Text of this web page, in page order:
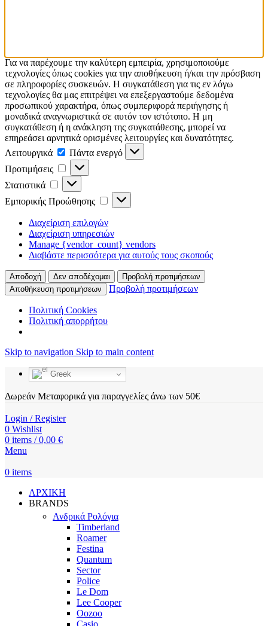
Για να παρέχουμε την καλύτερη εμπειρία, χρησιμοποιούμε
τεχνολογίες όπως cookies για την αποθήκευση ή/και την πρόσβαση
σε πληροφορίες συσκευών. Η συγκατάθεση για τις εν λόγω
τεχνολογίες θα μας επιτρέψει να επεξεργαστούμε δεδομένα
προσωπικού χαρακτήρα, όπως συμπεριφορά περιήγησης ή
μοναδικά αναγνωριστικά σε αυτόν τον ιστότοπο. Η μη
συγκατάθεση ή η ανάκληση της συγκατάθεσης, μπορεί να
επηρεάσει αρνητικά ορισμένες λειτουργίες και δυνατότητες.
Λειτουργικά
Λειτουργικά
Πάντα ενεργό
Προτιμήσεις
Προτιμήσεις
Στατιστικά Στατιστικά
Εμπορικής Προώθησης
Εμπορικής
Προώθησης
Διαχείριση επιλογών
Διαχείριση υπηρεσιών
Manage {vendor_count} vendors
Διαβάστε περισσότερα για αυτούς τους σκοπούς
Αποδοχή Δεν αποδέχομαι
Προβολή προτιμήσεων
Αποθήκευση προτιμήσεων
Προβολή προτιμήσεων
Πολιτική Cookies
Πολιτική απορρήτου
Skip to navigation Skip to main content
Greek
Δωρεάν Μεταφορικά για παραγγελίες άνω των 50€
Login / Register
0 Wishlist
0 items / 0,00 €
Menu
0 items
ΑΡΧΙΚΗ
BRANDS
Ανδρικά Ρολόγια
Timberland
Roamer
Festina
Quantum
Sector
Police
Le Dom
Lee Cooper
Oozoo